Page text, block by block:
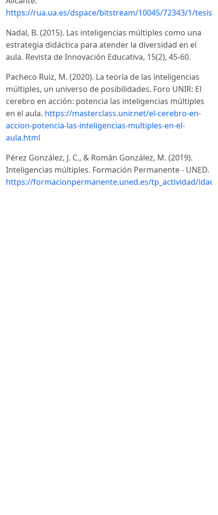
https://rua.ua.es/dspace/bitstream/10045/72343/1/
Nadal, B. (2015). Las inteligencias múltiples como una
estrategia didáctica para atender la diversidad en el
aula. Revista de Innovación Educativa, 15(2), 45-60.
Pacheco Ruiz, M. (2020). La teoría de las inteligencias
múltiples, un universo de posibilidades. Foro UNIR: El
cerebro en acción: potencia las inteligencias múltiples
en el aula. https://masterclass.unir.net/el-cerebro-en-
accion-potencia-las-inteligencias-multiples-en-el-
aula.html
Pérez González, J. C., & Román González, M. (2019).
Inteligencias múltiples. Formación Permanente - UNED.
https://formacionpermanente.uned.es/tp_actividad/